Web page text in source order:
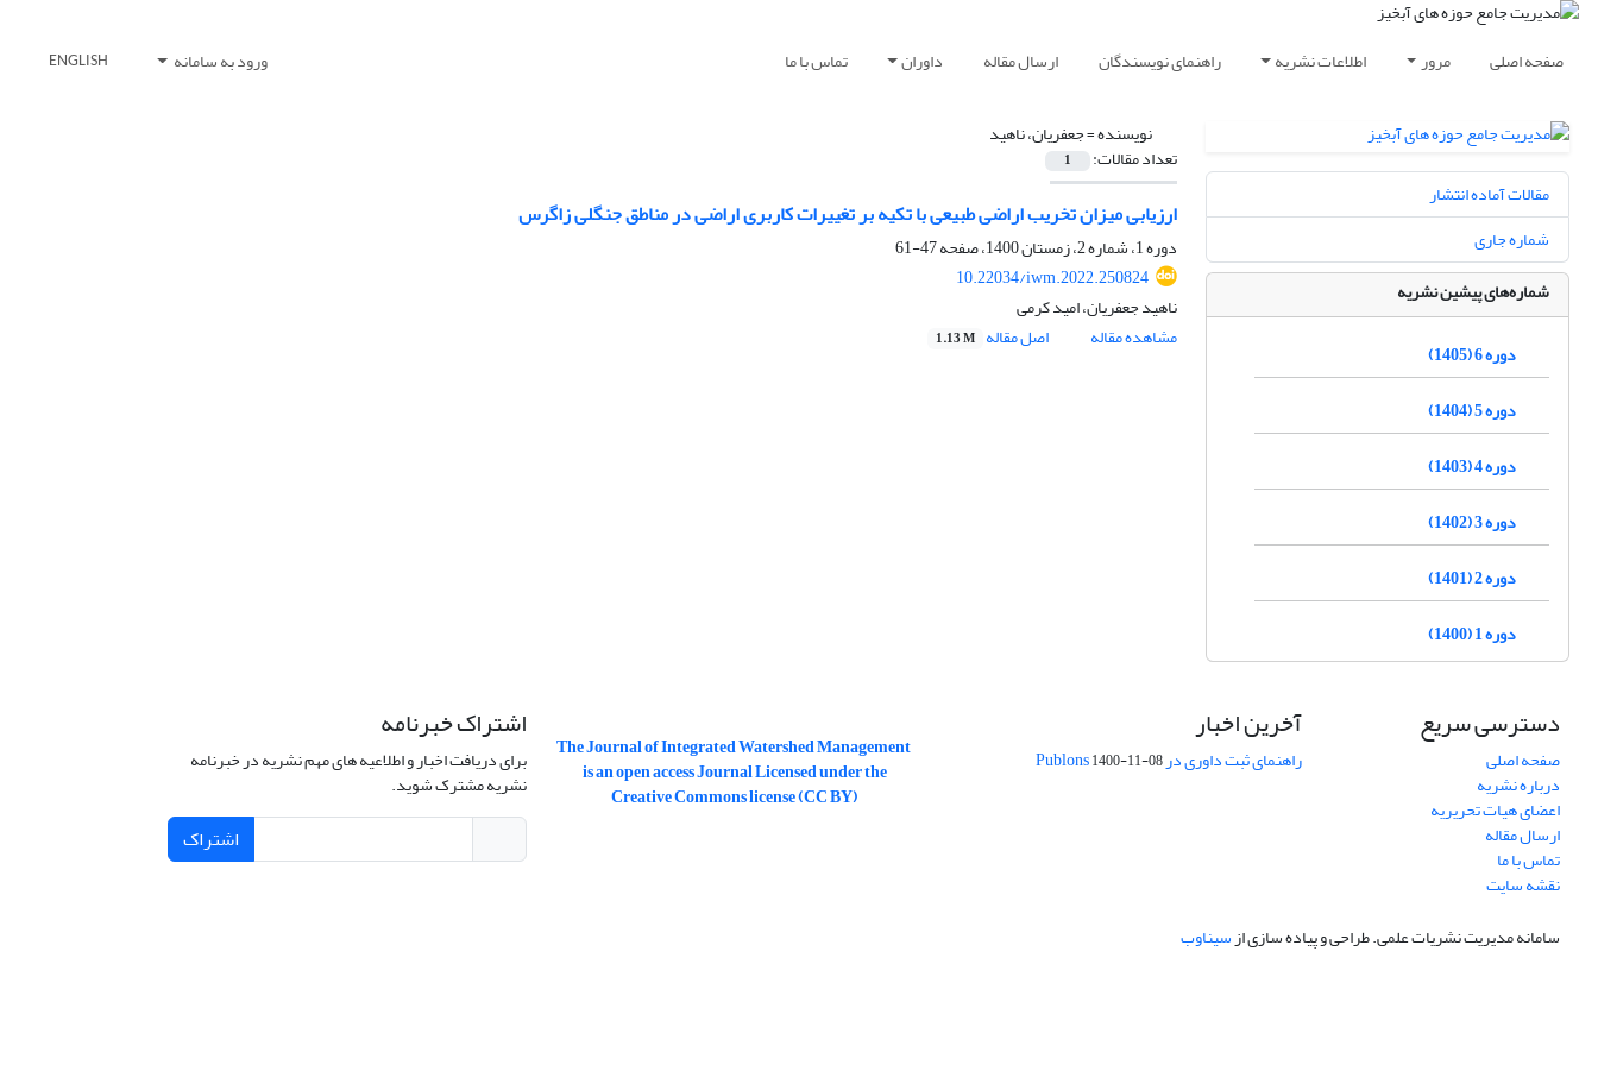
صفحه اصلی مرور اطلاعات نشریه راهنمای نویسندگان ارسال مقاله داوران تماس با ما ورود به سامانه ENGLISH
نویسنده =جعفریان، ناهید
تعداد مقالات: 1
ارزیابی میزان تخریب اراضی طبیعی با تکیه بر تغییرات کاربری اراضی در مناطق جنگلی زاگرس
دوره 1، شماره 2، زمستان 1400، صفحه
47-61
10.22034/iwm.2022.250824
ناهید جعفریان، امید کرمی
مشاهده مقاله
اصل مقاله 1.13 M
مقالات آماده انتشار
شماره جاری
شماره‌های پیشین نشریه
دوره 6 (1405)
دوره 5 (1404)
دوره 4 (1403)
دوره 3 (1402)
دوره 2 (1401)
دوره 1 (1400)
دسترسی سریع
صفحه اصلی
درباره نشریه
اعضای هیات تحریریه
ارسال مقاله
تماس با ما
نقشه سایت
آخرین اخبار
راهنمای ثبت داوری در Publons1400-11-08
The Journal of Integrated Watershed Management
is an open access Journal Licensed under the
Creative Commons license (CC BY)
اشتراک خبرنامه
برای دریافت اخبار و اطلاعیه های مهم نشریه در خبرنامه
نشریه مشترک شوید.
اشتراک
سامانه مدیریت نشریات علمی.طراحی و پیاده سازی ازسیناوب